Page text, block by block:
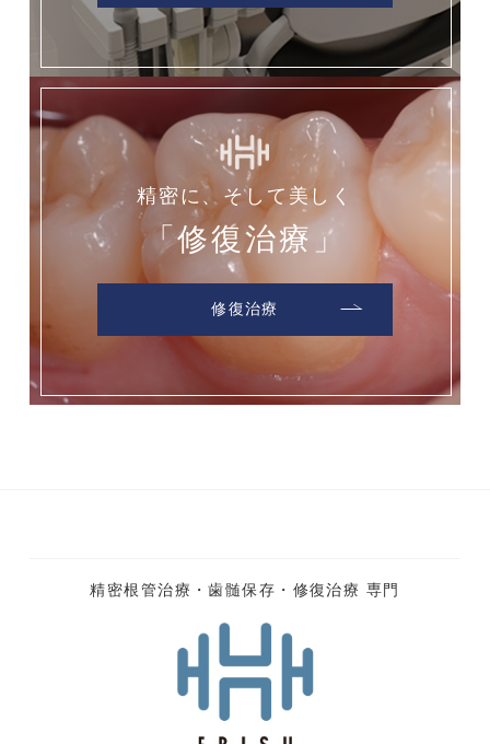
精密に、そして美しく
「修復治療」
修復治療
精密根管治療・歯髄保存・修復治療 専門